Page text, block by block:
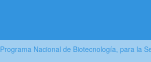
Programa Nacional de Biotecnología, para la